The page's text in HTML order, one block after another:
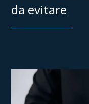
da evitare